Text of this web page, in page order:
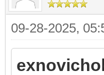
09-28-2025,